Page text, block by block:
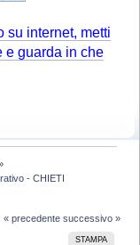
su internet, metti
e guarda in che
- CHIETI
« precedente successivo »
STAMPA